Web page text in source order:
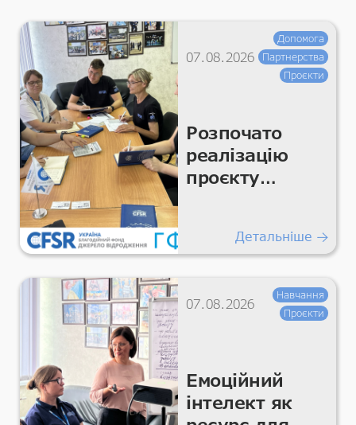
07.08.2026
Допомога
Партнерства
Проєкти
Розпочато
реалізацію
проєкту
покращень
важливих
умов та
Детальніше
07.08.2026
Навчання
Проєкти
Емоційний
інтелект як